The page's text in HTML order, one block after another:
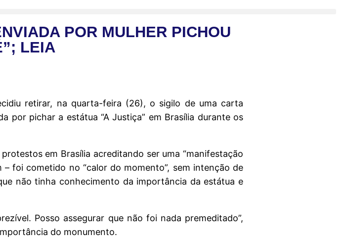
POR MULHER PICHOU
LEIA
retirar, na quarta-feira (26), o sigilo de uma carta
por pichar a estátua “A Justiça” em Brasília durante os
em Brasília acreditando ser uma “manifestação
foi cometido no “calor do momento”, sem intenção de
não tinha conhecimento da importância da estátua e
Posso assegurar que não foi nada premeditado”,
do monumento.